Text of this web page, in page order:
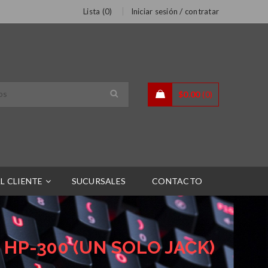
Lista (0) Iniciar sesión / contratar
$0.00 0
CLIENTE SUCURSALES CONTACTO
HP-300 (UN SOLO JACK)